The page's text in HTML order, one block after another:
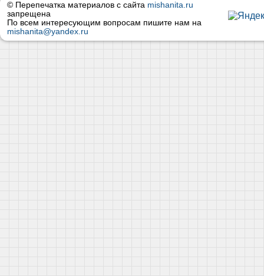
© Перепечатка материалов с сайта mishanita.ru
запрещена
По всем интересующим вопросам пишите нам на
mishanita@yandex.ru